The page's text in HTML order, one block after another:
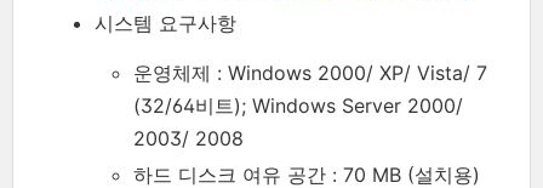
시스템 요구사항
운영체제 : Windows 2000/ XP/ Vista/ 7
(32/64비트); Windows Server 2000/
2003/ 2008
하드 디스크 여유 공간 : 70 MB (설치용)